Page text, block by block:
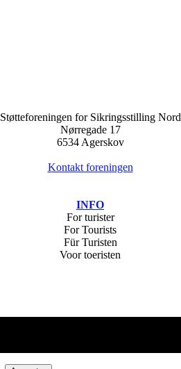
Støtteforeningen for Sikringsstilling Nord
Nørregade 17
6534 Agerskov
Kontakt foreningen
INFO
For turister
For Tourists
Für Turisten
Voor toeristen